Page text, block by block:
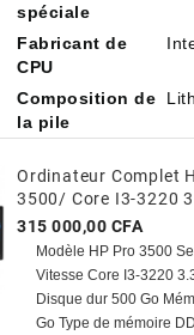
spéciale
Fabricant de
CPU
Composition de
la pile
Ordinateur Complet
3500/ Core I3-3220
500 Go HDD / 4 Go
Prix
315 000,00 CFA
Modèle HP Pro 3500
Vitesse Core I3-3220
Disque dur 500 Go
Go Type de mémoire